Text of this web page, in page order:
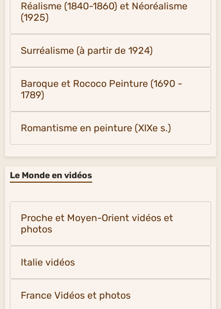
Réalisme (1840-1860) et Néoréalisme
(1925)
Surréalisme (à partir de 1924)
Baroque et Rococo Peinture (1690 -
1789)
Romantisme en peinture (XIXe s.)
Le Monde en vidéos
Proche et Moyen-Orient vidéos et
photos
Italie vidéos
France Vidéos et photos